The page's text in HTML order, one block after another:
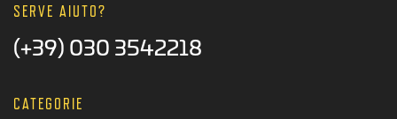
SERVE AIUTO?
(+39) 030 3542218
CATEGORIE